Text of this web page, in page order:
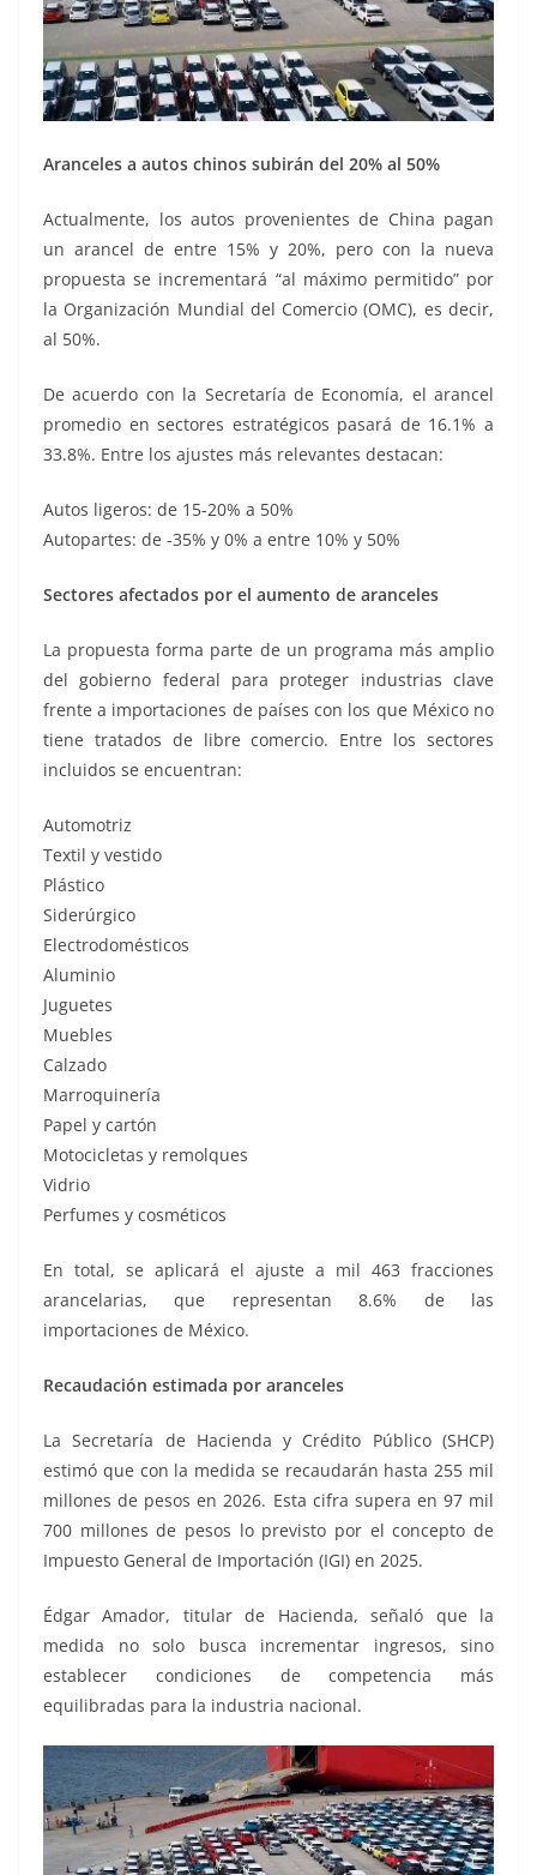
Aranceles a autos chinos subirán del 20% al 50%
Actualmente, los autos provenientes de China pagan
un arancel de entre 15% y 20%, pero con la nueva
propuesta se incrementará “al máximo permitido” por
la Organización Mundial del Comercio (OMC), es decir,
al 50%.
De acuerdo con la Secretaría de Economía, el arancel
promedio en sectores estratégicos pasará de 16.1% a
33.8%. Entre los ajustes más relevantes destacan:
Autos ligeros: de 15-20% a 50%
Autopartes: de -35% y 0% a entre 10% y 50%
Sectores afectados por el aumento de aranceles
La propuesta forma parte de un programa más amplio
del gobierno federal para proteger industrias clave
frente a importaciones de países con los que México no
tiene tratados de libre comercio. Entre los sectores
incluidos se encuentran:
Automotriz
Textil y vestido
Plástico
Siderúrgico
Electrodomésticos
Aluminio
Juguetes
Muebles
Calzado
Marroquinería
Papel y cartón
Motocicletas y remolques
Vidrio
Perfumes y cosméticos
En total, se aplicará el ajuste a mil 463 fracciones
arancelarias, que representan 8.6% de las
importaciones de México.
Recaudación estimada por aranceles
La Secretaría de Hacienda y Crédito Público (SHCP)
estimó que con la medida se recaudarán hasta 255 mil
millones de pesos en 2026. Esta cifra supera en 97 mil
700 millones de pesos lo previsto por el concepto de
Impuesto General de Importación (IGI) en 2025.
Édgar Amador, titular de Hacienda, señaló que la
medida no solo busca incrementar ingresos, sino
establecer condiciones de competencia más
equilibradas para la industria nacional.